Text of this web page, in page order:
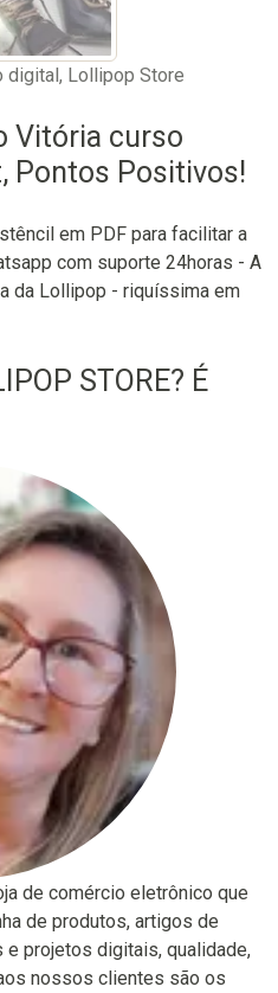
digital, Lollipop Store
Vitória curso
Pontos Positivos!
em PDF para facilitar a
com suporte 24horas - A
da Lollipop - riquíssima em
STORE? É
de comércio eletrônico que
de produtos, artigos de
e projetos digitais, qualidade,
nossos clientes são os